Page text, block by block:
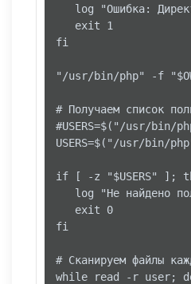
log "Ошибка:
   exit 1
fi
"/usr/bin/php" -f
# Получаем список
#USERS=$("/usr/bin/
USERS=$("/usr/bin/
if [ -z "$USERS" ];
log "Не найдено
   exit 0
fi
# Сканируем файлы
while read -r user;